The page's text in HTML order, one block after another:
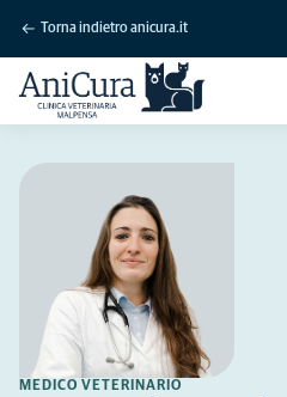
Torna indietro anicura.it
MEDICO VETERINARIO